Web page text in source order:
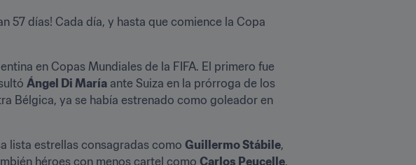
57 días! Cada día, y hasta que comience la Copa
Ángel Di María ante Suiza en la prórroga de los
Bélgica, ya se había estrenado como goleador en
lista estrellas consagradas como Guillermo Stábile
héroes con menos cartel como Carlos Peucelle